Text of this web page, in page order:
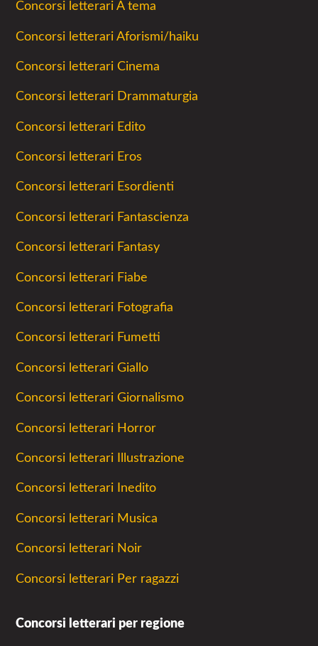
Concorsi letterari A tema
Concorsi letterari Aforismi/haiku
Concorsi letterari Cinema
Concorsi letterari Drammaturgia
Concorsi letterari Edito
Concorsi letterari Eros
Concorsi letterari Esordienti
Concorsi letterari Fantascienza
Concorsi letterari Fantasy
Concorsi letterari Fiabe
Concorsi letterari Fotografia
Concorsi letterari Fumetti
Concorsi letterari Giallo
Concorsi letterari Giornalismo
Concorsi letterari Horror
Concorsi letterari Illustrazione
Concorsi letterari Inedito
Concorsi letterari Musica
Concorsi letterari Noir
Concorsi letterari Per ragazzi
Concorsi letterari per regione